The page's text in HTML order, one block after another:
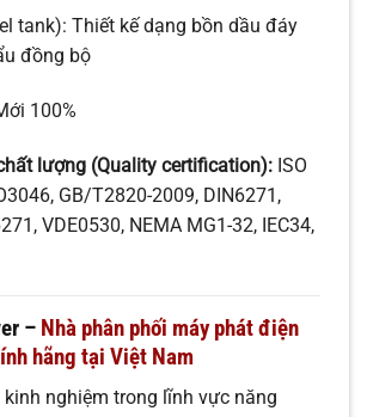
tank): Thiết kế dạng bồn dầu đáy
đồng bộ
100%
lượng (Quality certification): ISO
GB/T2820-2009, DIN6271,
VDE0530, NEMA MG1-32, IEC34,
– Nhà phân phối máy phát điện
hãng tại Việt Nam
nghiệm trong lĩnh vực năng